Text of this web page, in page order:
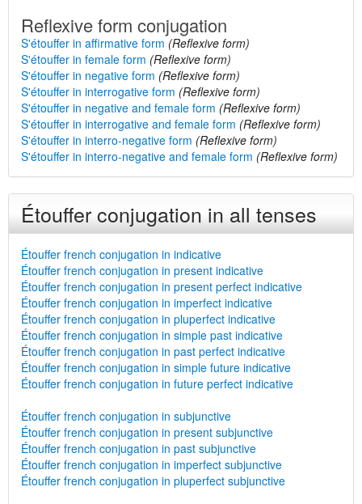
Reflexive form conjugation
S'étouffer in affirmative form (Reflexive form)
S'étouffer in female form (Reflexive form)
S'étouffer in negative form (Reflexive form)
S'étouffer in interrogative form (Reflexive form)
S'étouffer in negative and female form (Reflexive form)
S'étouffer in interrogative and female form (Reflexive form)
S'étouffer in interro-negative form (Reflexive form)
S'étouffer in interro-negative and female form (Reflexive form)
Étouffer conjugation in all tenses
Étouffer french conjugation in indicative
Étouffer french conjugation in present indicative
Étouffer french conjugation in present perfect indicative
Étouffer french conjugation in imperfect indicative
Étouffer french conjugation in pluperfect indicative
Étouffer french conjugation in simple past indicative
Étouffer french conjugation in past perfect indicative
Étouffer french conjugation in simple future indicative
Étouffer french conjugation in future perfect indicative
Étouffer french conjugation in subjunctive
Étouffer french conjugation in present subjunctive
Étouffer french conjugation in past subjunctive
Étouffer french conjugation in imperfect subjunctive
Étouffer french conjugation in pluperfect subjunctive